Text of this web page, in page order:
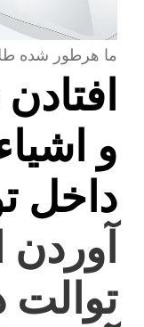
ما هرطور شده
و
داخل
آوردن